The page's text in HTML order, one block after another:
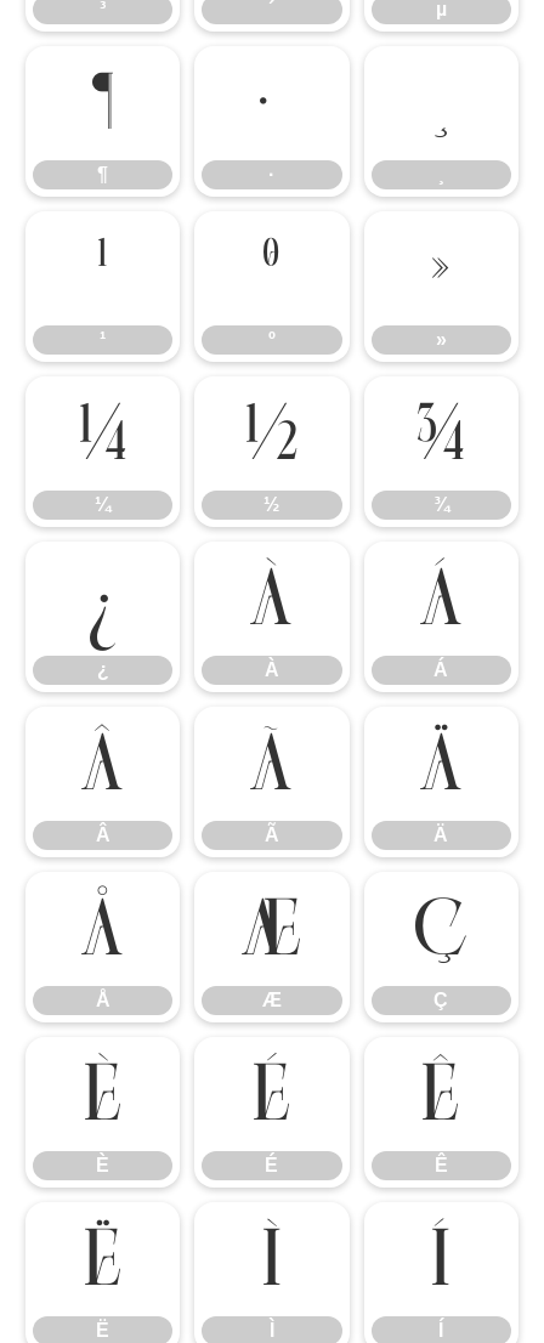
³ ´ µ
¶
¶
·
·
¸
¹
¹
º
º
»
»
¼
¼
½
½
¾
¾
¿
¿
À
À
Á
Á
Â
Â
Ã
Ã
Ä
Ä
Å
Å
Æ
Æ
Ç
Ç
È
È
É
É
Ê
Ê
Ë
Ë
Ì Í